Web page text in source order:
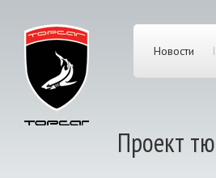
Новости
Проект